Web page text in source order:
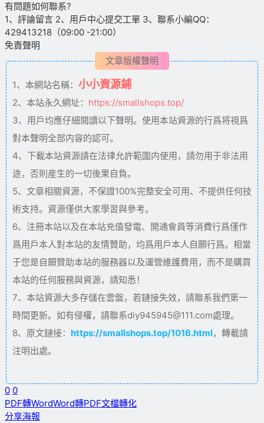
有問題如何聯系?
1、評論留言 2、用戶中心提交工單 3、聯系小編QQ：
429413218（09:00 -21:00）
免責聲明
文章版權聲明
1、本網站名稱： 小小資源鋪
2、本站永久網址： https://smallshops.top/
3、用戶均應仔細閱讀以下聲明。使用本站資源的行爲将視爲
對本聲明全部内容的認可。
4、下載本站資源請在法律允許範圍内使用，請勿用于非法用
途，否則産生的一切後果自負。
5、文章相關資源，不保證100%完整安全可用、不提供任何技
術支持。資源僅供大家學習與參考。
6、注冊本站以及在本站充值發電、開通會員等消費行爲僅作
爲用戶本人對本站的友情贊助，均爲用戶本人自願行爲。相當
于您是自願贊助本站的服務器以及運營維護費用，而不是購買
本站的任何服務與資源，請知悉！
7、本站資源大多存儲在雲盤，若鏈接失效，請聯系我們第一
時間更新。如有侵權，請聯系diy945945@111.com處理。
8、原文鏈接： https://smallshops.top/1016.html，轉載請
注明出處。
0 0
PDF轉WordWord轉PDF文檔轉化
分享海報